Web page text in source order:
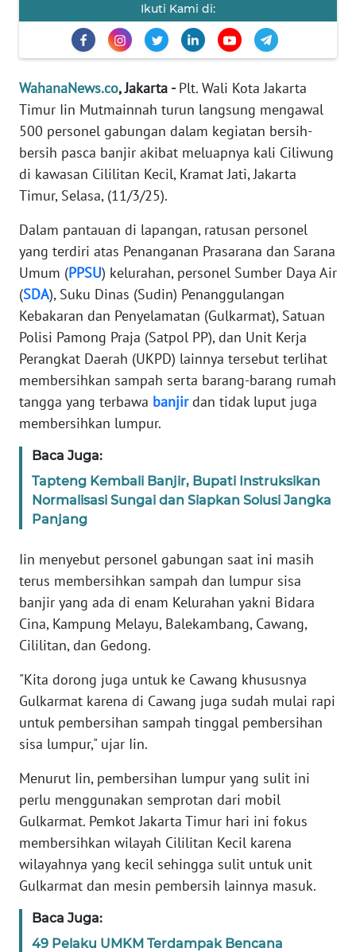
Ikuti Kami di:
WahanaNews.co, Jakarta -Plt. Wali Kota Jakarta
Timur Iin Mutmainnah turun langsung mengawal
500 personel gabungan dalam kegiatan bersih-
bersih pasca banjir akibat meluapnya kali Ciliwung
di kawasan Cililitan Kecil, Kramat Jati, Jakarta
Timur, Selasa, (11/3/25).
Dalam pantauan di lapangan, ratusan personel
yang terdiri atas Penanganan Prasarana dan Sarana
Umum (PPSU) kelurahan, personel Sumber Daya Air
(SDA), Suku Dinas (Sudin) Penanggulangan
Kebakaran dan Penyelamatan (Gulkarmat), Satuan
Polisi Pamong Praja (Satpol PP), dan Unit Kerja
Perangkat Daerah (UKPD) lainnya tersebut terlihat
membersihkan sampah serta barang-barang rumah
tangga yang terbawa banjirdan tidak luput juga
membersihkan lumpur.
Baca Juga:
Tapteng Kembali Banjir, Bupati Instruksikan
Normalisasi Sungai dan Siapkan Solusi Jangka
Panjang
Iin menyebut personel gabungan saat ini masih
terus membersihkan sampah dan lumpur sisa
banjir yang ada di enam Kelurahan yakni Bidara
Cina, Kampung Melayu, Balekambang, Cawang,
Cililitan, dan Gedong.
"Kita dorong juga untuk ke Cawang khususnya
Gulkarmat karena di Cawang juga sudah mulai rapi
untuk pembersihan sampah tinggal pembersihan
sisa lumpur," ujar Iin.
Menurut Iin, pembersihan lumpur yang sulit ini
perlu menggunakan semprotan dari mobil
Gulkarmat. Pemkot Jakarta Timur hari ini fokus
membersihkan wilayah Cililitan Kecil karena
wilayahnya yang kecil sehingga sulit untuk unit
Gulkarmat dan mesin pembersih lainnya masuk.
Baca Juga:
49 Pelaku UMKM Terdampak Bencana
EDITORIAL
INDEKS
BERITA
KONTAK
INFO
TENTANG
KAMI
PEDOMAN
MEDIA
SIBER
REDAKSI
KARIR
DISCLAIMER
News
Regional
WN
SUMUT
WN
JAKARTA
WN
JABAR
WN
NTT
WN